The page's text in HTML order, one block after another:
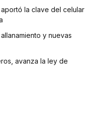
la clave del celular
y nuevas
avanza la ley de